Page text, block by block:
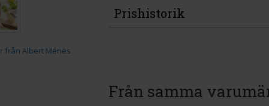
Prishistorik
Från samma